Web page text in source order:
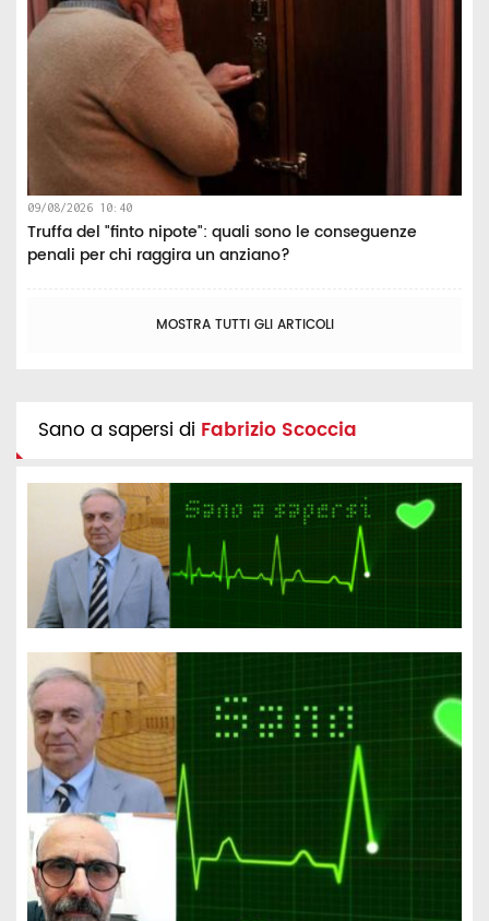
09/08/2026 10:40
Truffa del "finto nipote": quali sono le conseguenze
penali per chi raggira un anziano?
MOSTRA TUTTI GLI ARTICOLI
Sano a sapersi di Fabrizio Scoccia